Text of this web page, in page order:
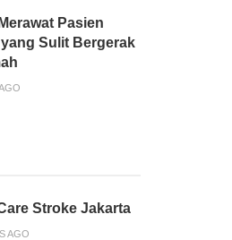
Pasien
Sulit Bergerak
Stroke Jakarta
AGO